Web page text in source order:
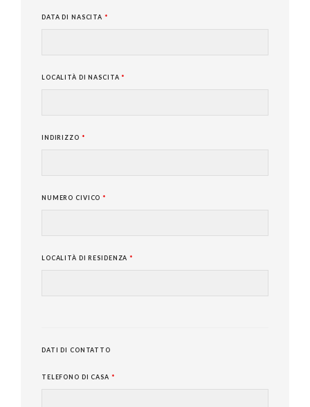
DATA DI NASCITA *
LOCALITÀ DI NASCITA *
INDIRIZZO *
NUMERO CIVICO *
LOCALITÀ DI RESIDENZA *
DATI DI CONTATTO
TELEFONO DI CASA *